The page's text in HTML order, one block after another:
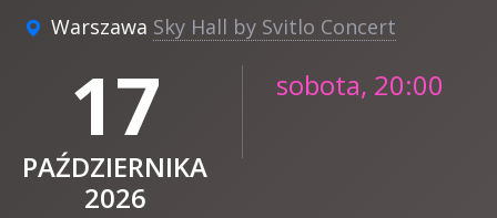
Warszawa Sky Hall by Svitlo Concert
17
PAŹDZIERNIKA
2026
sobota, 20:00